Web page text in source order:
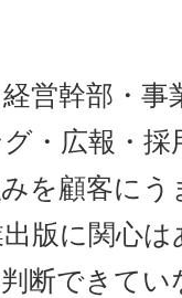
営幹部・事
・広報・採
を顧客に
版に関心
断できてい